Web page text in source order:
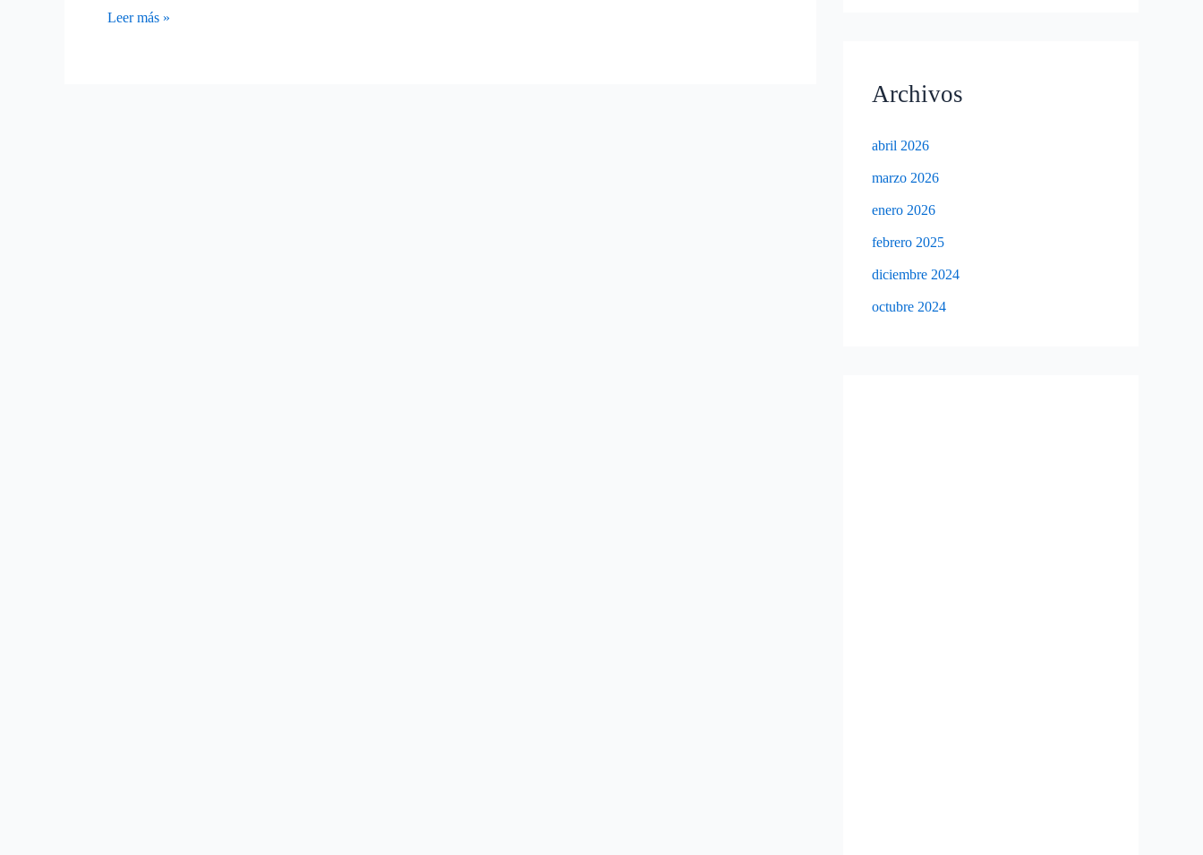
Leer más »
Archivos
abril 2026
marzo 2026
enero 2026
febrero 2025
diciembre 2024
octubre 2024